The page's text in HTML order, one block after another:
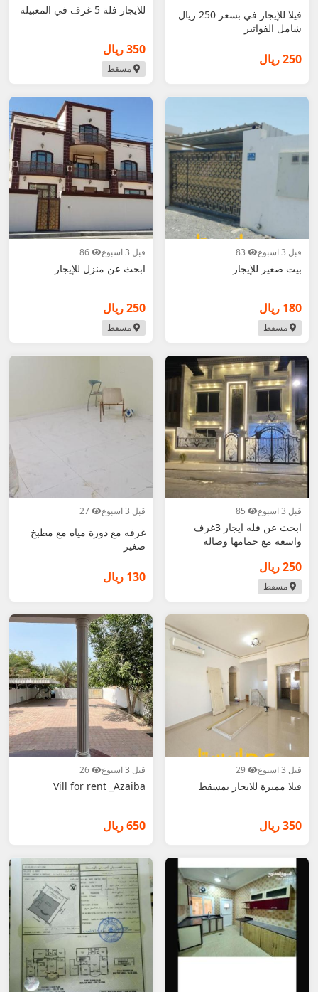
فيلا للإيجار في بسعر 250 ريال
شامل الفواتير
250 ريال
للايجار فلة 5 غرف في المعبيلة
350 ريال
مسقط
قبل 3 اسبوع
بيت صغير للإيجار
180 ريال
مسقط
قبل 3 اسبوع
ابحث عن منزل للإيجار
250 ريال
مسقط
قبل 3 اسبوع
ابحث عن فله ايجار 3غرف
واسعه مع حمامها وصاله
250 ريال
مسقط
قبل 3 اسبوع
غرفه مع دورة مياه مع مطبخ
صغير
130 ريال
قبل 3 اسبوع
فيلا مميزة للايجار بمسقط
350 ريال
قبل 3 اسبوع
Vill for rent _Azaiba
650 ريال